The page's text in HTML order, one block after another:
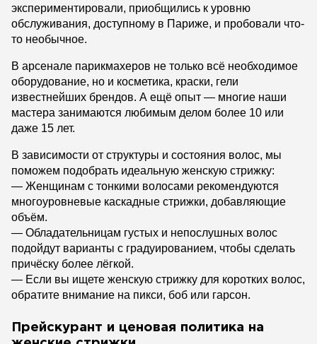
экспериментировали, приобщились к уровню
обслуживания, доступному в Париже, и пробовали что-
то необычное.
В арсенале парикмахеров не только всё необходимое
оборудование, но и косметика, краски, гели
известнейших брендов. А ещё опыт — многие наши
мастера занимаются любимым делом более 10 или
даже 15 лет.
В зависимости от структуры и состояния волос, мы
поможем подобрать идеальную женскую стрижку:
— Женщинам с тонкими волосами рекомендуются
многоуровневые каскадные стрижки, добавляющие
объём.
— Обладательницам густых и непослушных волос
подойдут варианты с градуированием, чтобы сделать
причёску более лёгкой.
— Если вы ищете женскую стрижку для коротких волос,
обратите внимание на пикси, боб или гарсон.
Прейскурант и ценовая политика на